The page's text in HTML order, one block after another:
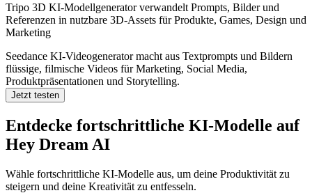
Tripo 3D KI-Modellgenerator verwandelt Prompts, Bilder und
Referenzen in nutzbare 3D-Assets für Produkte, Games, Design und
Marketing
Seedance KI-Videogenerator macht aus Textprompts und Bildern
flüssige, filmische Videos für Marketing, Social Media,
Produktpräsentationen und Storytelling.
Jetzt testen
Entdecke fortschrittliche KI-Modelle auf
Hey Dream AI
Wähle fortschrittliche KI-Modelle aus, um deine Produktivität zu
steigern und deine Kreativität zu entfesseln.